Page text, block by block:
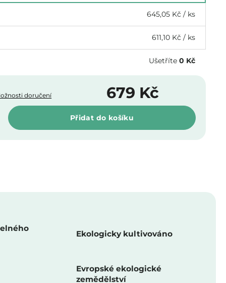
645,05 Kč / ks
611,10 Kč / ks
Ušetříte 0 Kč
doručení 679 Kč
cena:
Přidat do košíku
Ekologicky kultivováno
Evropské ekologické
zemědělství